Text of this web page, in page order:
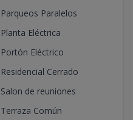
Parqueos Paralelos
Planta Eléctrica
Portón Eléctrico
Residencial Cerrado
Salon de reuniones
Terraza Común